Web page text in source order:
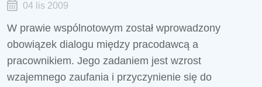
04 lis 2009
W prawie wspólnotowym został wprowadzony
obowiązek dialogu między pracodawcą a
pracownikiem. Jego zadaniem jest wzrost
wzajemnego zaufania i przyczynienie się do